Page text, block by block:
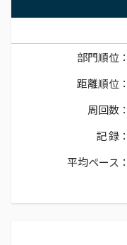
部門順位：
距離順位：
周回数：
記 録：
平均ペース：